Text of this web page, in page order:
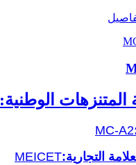
الوطنية:
MC-A2
التجارية:MEICET